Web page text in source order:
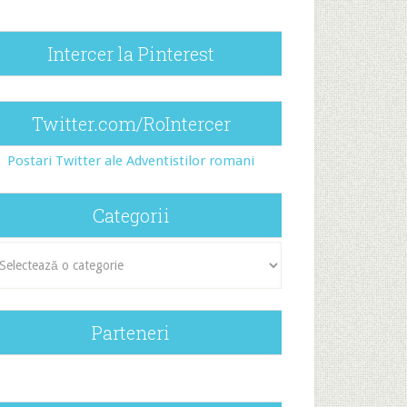
Intercer la Pinterest
Twitter.com/RoIntercer
Postari Twitter ale Adventistilor romani
Categorii
Parteneri